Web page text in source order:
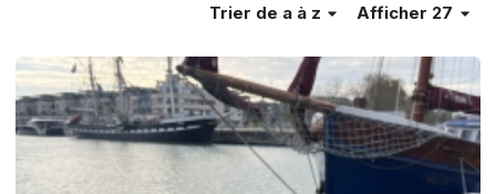
Afficher 27
Trier de a à z